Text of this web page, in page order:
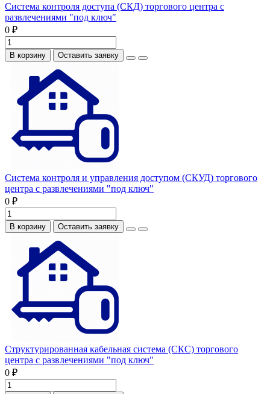
Система контроля доступа (СКД) торгового центра с
развлечениями "под ключ"
0 ₽
В корзину Оставить заявку
Система контроля и управления доступом (СКУД) торгового
центра с развлечениями "под ключ"
0 ₽
В корзину Оставить заявку
Структурированная кабельная система (СКС) торгового
центра с развлечениями "под ключ"
0 ₽